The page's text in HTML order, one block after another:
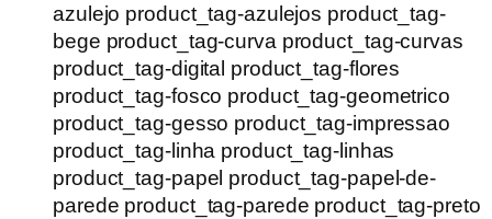
azulejo product_tag-azulejos product_tag-
bege product_tag-curva product_tag-curvas
product_tag-digital product_tag-flores
product_tag-fosco product_tag-geometrico
product_tag-gesso product_tag-impressao
product_tag-linha product_tag-linhas
product_tag-papel product_tag-papel-de-
parede product_tag-parede product_tag-preto